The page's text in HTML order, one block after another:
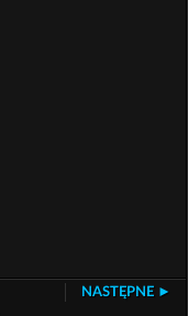
NASTĘPNE ►